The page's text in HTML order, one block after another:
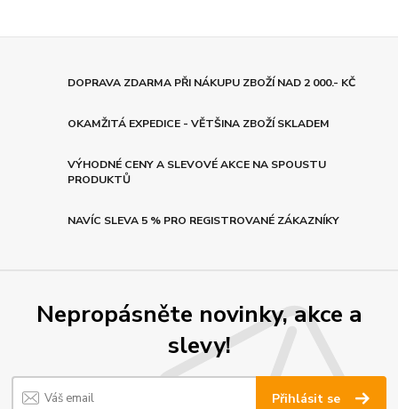
DOPRAVA ZDARMA PŘI NÁKUPU ZBOŽÍ NAD 2 000.- KČ
OKAMŽITÁ EXPEDICE - VĚTŠINA ZBOŽÍ SKLADEM
VÝHODNÉ CENY A SLEVOVÉ AKCE NA SPOUSTU
PRODUKTŮ
NAVÍC SLEVA 5 % PRO REGISTROVANÉ ZÁKAZNÍKY
Nepropásněte novinky, akce a
slevy!
Přihlásit se